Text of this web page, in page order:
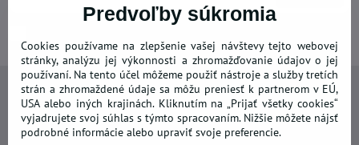
Kontakty
+421 950 492 562
Predvoľby súkromia
Cookies používame na zlepšenie vašej návštevy tejto webovej
stránky, analýzu jej výkonnosti a zhromažďovanie údajov o jej
používaní. Na tento účel môžeme použiť nástroje a služby tretích
strán a zhromaždené údaje sa môžu preniesť k partnerom v EÚ,
USA alebo iných krajinách. Kliknutím na „Prijať všetky cookies“
vyjadrujete svoj súhlas s týmto spracovaním. Nižšie môžete nájsť
podrobné informácie alebo upraviť svoje preferencie.